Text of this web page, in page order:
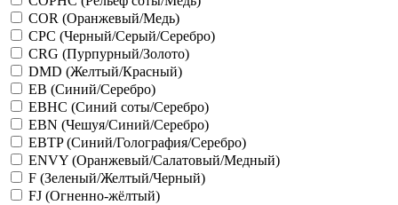
COR (Оранжевый/Медь)
CPC (Черный/Серый/Серебро)
CRG (Пурпурный/Золото)
DMD (Желтый/Красный)
EB (Синий/Серебро)
EBHC (Синий соты/Серебро)
EBN (Чешуя/Синий/Серебро)
EBTP (Синий/Голография/Серебро)
ENVY (Оранжевый/Салатовый/Медный)
F (Зеленый/Желтый/Черный)
FJ (Огненно-жёлтый)